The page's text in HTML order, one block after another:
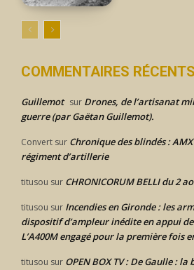
COMMENTAIRES RÉCENTS
Guillemot sur Drones, de l’artisanat
guerre (par Gaëtan Guillemot).
Convert sur Chronique des blindés : AMX
régiment d’artillerie
titusou sur CHRONICORUM BELLI du 2
titusou sur Incendies en Gironde : les
dispositif d’ampleur inédite en appui
L’A400M engagé pour la première fois
titusou sur OPEN BOX TV : De Gaulle :